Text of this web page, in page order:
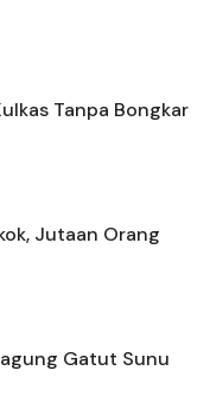
Tanpa Bongkar
Jutaan Orang
Gatut Sunu